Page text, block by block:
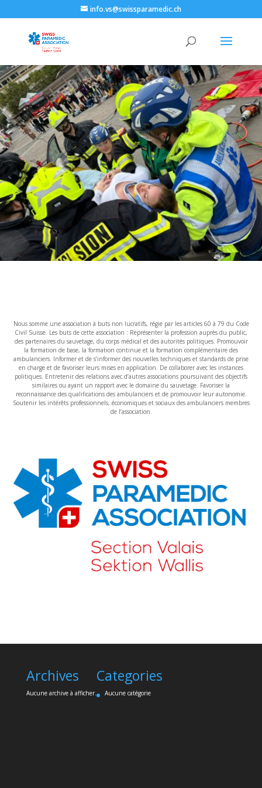
info.vs@swissparamedic.ch
Nous somme une association à buts non lucratifs, régie par les articles 60 à 79 du Code
Civil Suisse. Les buts de cette association : Représenter la profession auprès du public,
des partenaires du sauvetage, du corps médical et des autorités politiques. Promouvoir
la formation de base, la formation continue et la formation complémentaire des
ambulanciers. Informer et de s’informer des nouvelles techniques et standards de prise
en charge et de favoriser leurs mises en application. De collaborer avec les instances
politiques. Entretenir des relations avec d’autres associations poursuivant des objectifs
similaires ou ayant un rapport avec le domaine du sauvetage. Favoriser la
reconnaissance des qualifications des ambulanciers et de promouvoir leur autonomie.
Soutenir les intérêts professionnels, économiques et sociaux des ambulanciers membres
de l’association.
Archives
Aucune archive à afficher.
Categories
Aucune catégorie